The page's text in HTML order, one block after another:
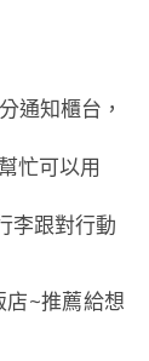
通知櫃台，
忙可以用
李跟對行動
~推薦給想